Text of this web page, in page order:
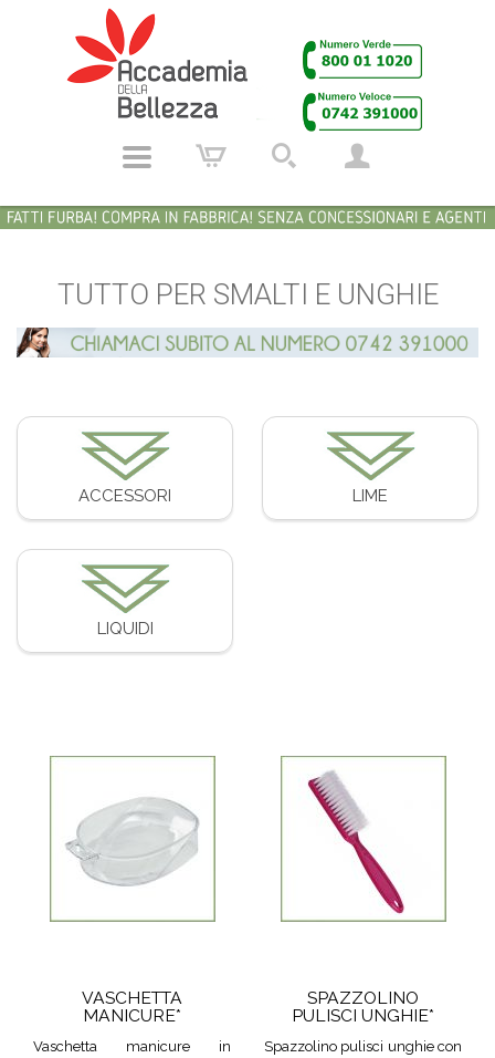
TUTTO PER SMALTI E UNGHIE
ACCESSORI LIME
LIQUIDI
VASCHETTA
MANICURE*
Vaschetta manicure in
SPAZZOLINO
PULISCI UNGHIE*
Spazzolino pulisci unghie con